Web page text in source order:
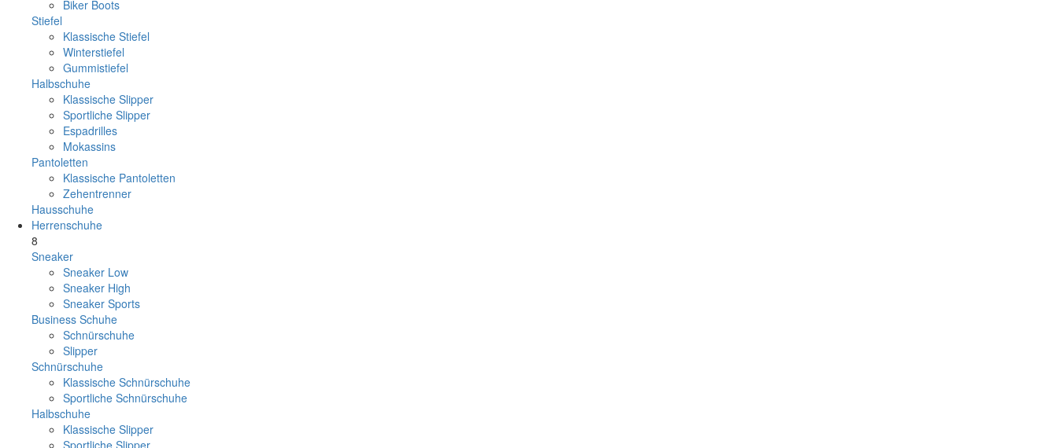
Biker Boots
Stiefel
Klassische Stiefel
Winterstiefel
Gummistiefel
Halbschuhe
Klassische Slipper
Sportliche Slipper
Espadrilles
Mokassins
Pantoletten
Klassische Pantoletten
Zehentrenner
Hausschuhe
Herrenschuhe
8
Sneaker
Sneaker Low
Sneaker High
Sneaker Sports
Business Schuhe
Schnürschuhe
Slipper
Schnürschuhe
Klassische Schnürschuhe
Sportliche Schnürschuhe
Halbschuhe
Klassische Slipper
Sportliche Slipper